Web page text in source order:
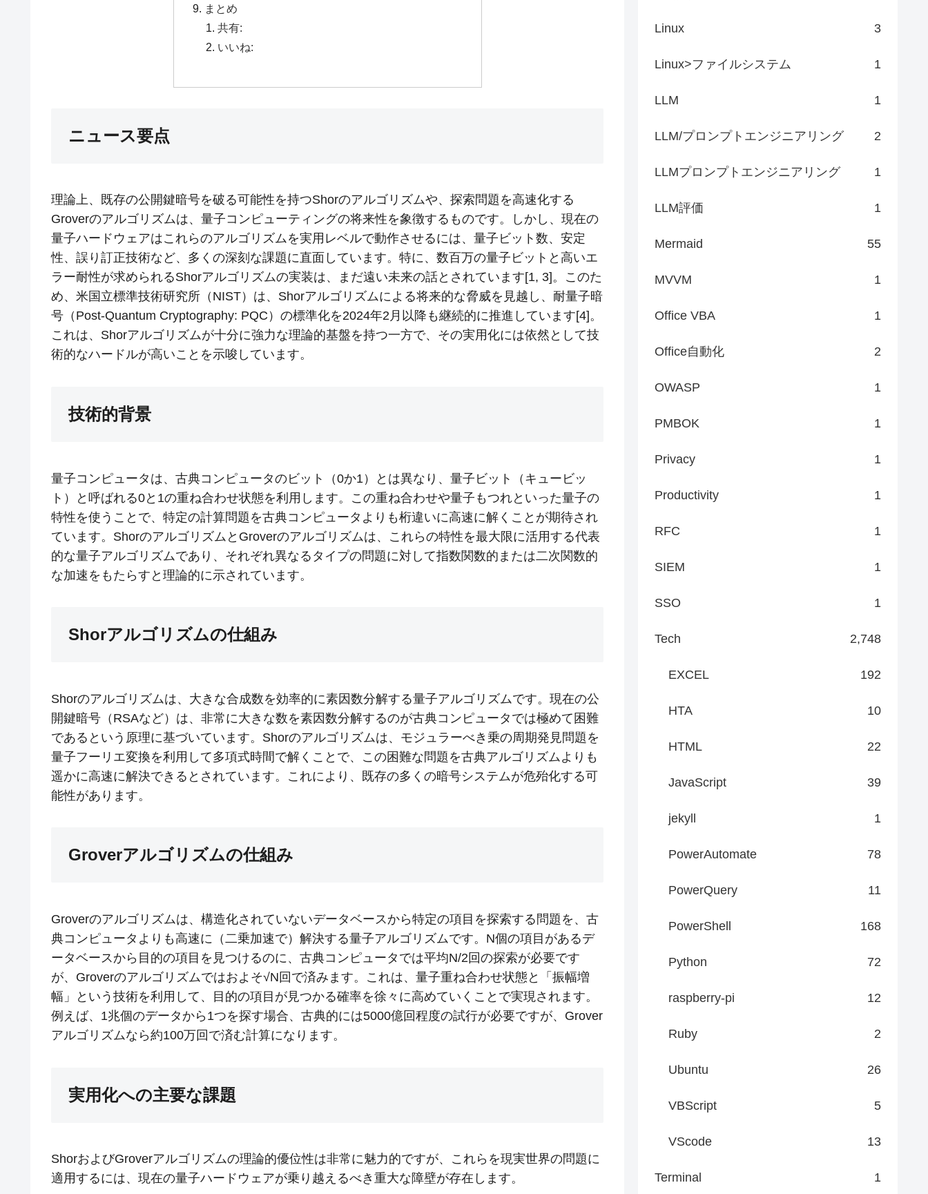
まとめ
共有:
いいね:
ニュース要点
理論上、既存の公開鍵暗号を破る可能性を持つShorのアルゴリズムや、探索問題を高速化する
Groverのアルゴリズムは、量子コンピューティングの将来性を象徴するものです。しかし、現在の
量子ハードウェアはこれらのアルゴリズムを実用レベルで動作させるには、量子ビット数、安定
性、誤り訂正技術など、多くの深刻な課題に直面しています。特に、数百万の量子ビットと高いエ
ラー耐性が求められるShorアルゴリズムの実装は、まだ遠い未来の話とされています[1, 3]。このた
め、米国立標準技術研究所（NIST）は、Shorアルゴリズムによる将来的な脅威を見越し、耐量子暗
号（Post-Quantum Cryptography: PQC）の標準化を2024年2月以降も継続的に推進しています[4]。
これは、Shorアルゴリズムが十分に強力な理論的基盤を持つ一方で、その実用化には依然として技
術的なハードルが高いことを示唆しています。
技術的背景
量子コンピュータは、古典コンピュータのビット（0か1）とは異なり、量子ビット（キュービッ
ト）と呼ばれる0と1の重ね合わせ状態を利用します。この重ね合わせや量子もつれといった量子の
特性を使うことで、特定の計算問題を古典コンピュータよりも桁違いに高速に解くことが期待され
ています。ShorのアルゴリズムとGroverのアルゴリズムは、これらの特性を最大限に活用する代表
的な量子アルゴリズムであり、それぞれ異なるタイプの問題に対して指数関数的または二次関数的
な加速をもたらすと理論的に示されています。
Shorアルゴリズムの仕組み
Shorのアルゴリズムは、大きな合成数を効率的に素因数分解する量子アルゴリズムです。現在の公
開鍵暗号（RSAなど）は、非常に大きな数を素因数分解するのが古典コンピュータでは極めて困難
であるという原理に基づいています。Shorのアルゴリズムは、モジュラーべき乗の周期発見問題を
量子フーリエ変換を利用して多項式時間で解くことで、この困難な問題を古典アルゴリズムよりも
遥かに高速に解決できるとされています。これにより、既存の多くの暗号システムが危殆化する可
能性があります。
Groverアルゴリズムの仕組み
Groverのアルゴリズムは、構造化されていないデータベースから特定の項目を探索する問題を、古
典コンピュータよりも高速に（二乗加速で）解決する量子アルゴリズムです。N個の項目があるデ
ータベースから目的の項目を見つけるのに、古典コンピュータでは平均N/2回の探索が必要です
が、Groverのアルゴリズムではおよそ√N回で済みます。これは、量子重ね合わせ状態と「振幅増
幅」という技術を利用して、目的の項目が見つかる確率を徐々に高めていくことで実現されます。
例えば、1兆個のデータから1つを探す場合、古典的には5000億回程度の試行が必要ですが、Grover
アルゴリズムなら約100万回で済む計算になります。
実用化への主要な課題
ShorおよびGroverアルゴリズムの理論的優位性は非常に魅力的ですが、これらを現実世界の問題に
適用するには、現在の量子ハードウェアが乗り越えるべき重大な障壁が存在します。
Linux 3
Linux>ファイルシステム 1
LLM 1
LLM/プロンプトエンジニアリング 2
LLMプロンプトエンジニアリング 1
LLM評価 1
Mermaid 55
MVVM 1
Office VBA 1
Office自動化 2
OWASP 1
PMBOK 1
Privacy 1
Productivity 1
RFC 1
SIEM 1
SSO 1
Tech 2,748
EXCEL 192
HTA 10
HTML 22
JavaScript 39
jekyll 1
PowerAutomate 78
PowerQuery 11
PowerShell 168
Python 72
raspberry-pi 12
Ruby 2
Ubuntu 26
VBScript 5
VScode 13
Terminal 1